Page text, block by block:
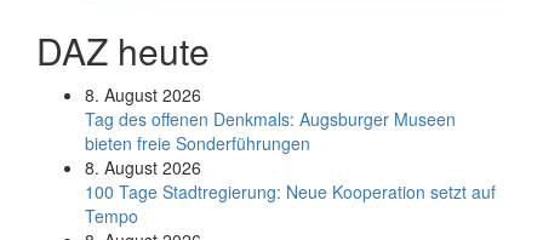
DAZ heute
8. August 2026
Tag des offenen Denkmals: Augsburger Museen
bieten freie Sonderführungen
8. August 2026
100 Tage Stadtregierung: Neue Kooperation setzt auf
Tempo